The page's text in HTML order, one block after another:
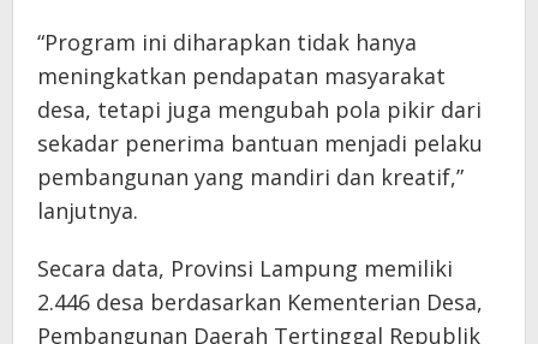
“Program ini diharapkan tidak hanya
meningkatkan pendapatan masyarakat
desa, tetapi juga mengubah pola pikir dari
sekadar penerima bantuan menjadi pelaku
pembangunan yang mandiri dan kreatif,”
lanjutnya.
Secara data, Provinsi Lampung memiliki
2.446 desa berdasarkan Kementerian Desa,
Pembangunan Daerah Tertinggal Republik